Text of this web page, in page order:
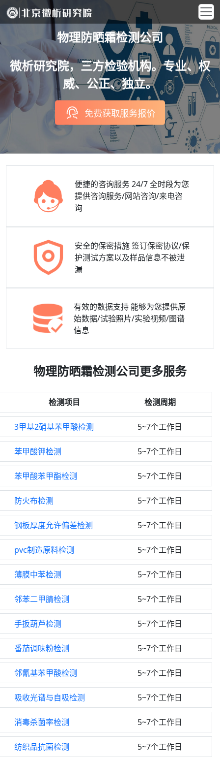
物理防晒霜检测公司
微析研究院，三方检验机构。专业、权
威、公正、独立。
免费获取服务报价
便捷的咨询服务24/7 全时段为您
提供咨询服务/网站咨询/来电咨
询
安全的保密措施 签订保密协议/保
护测试方案以及样品信息不被泄
漏
有效的数据支持 能够为您提供原
始数据/试验照片/实验视频/图谱
信息
物理防晒霜检测公司更多服务
检测项目 检测周期
3甲基2硝基苯甲酸检测 5~7个工作日
苯甲酸钾检测 5~7个工作日
苯甲酸苯甲酯检测 5~7个工作日
防火布检测 5~7个工作日
钢板厚度允许偏差检测 5~7个工作日
pvc制造原料检测 5~7个工作日
薄膜中苯检测 5~7个工作日
邻苯二甲腈检测 5~7个工作日
手扳葫芦检测 5~7个工作日
番茄调味粉检测 5~7个工作日
邻氰基苯甲酸检测 5~7个工作日
吸收光谱与自吸检测 5~7个工作日
消毒杀菌率检测 5~7个工作日
纺织品抗菌检测 5~7个工作日